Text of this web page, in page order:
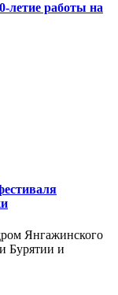
летие работы на
Янгажинского
Бурятии и